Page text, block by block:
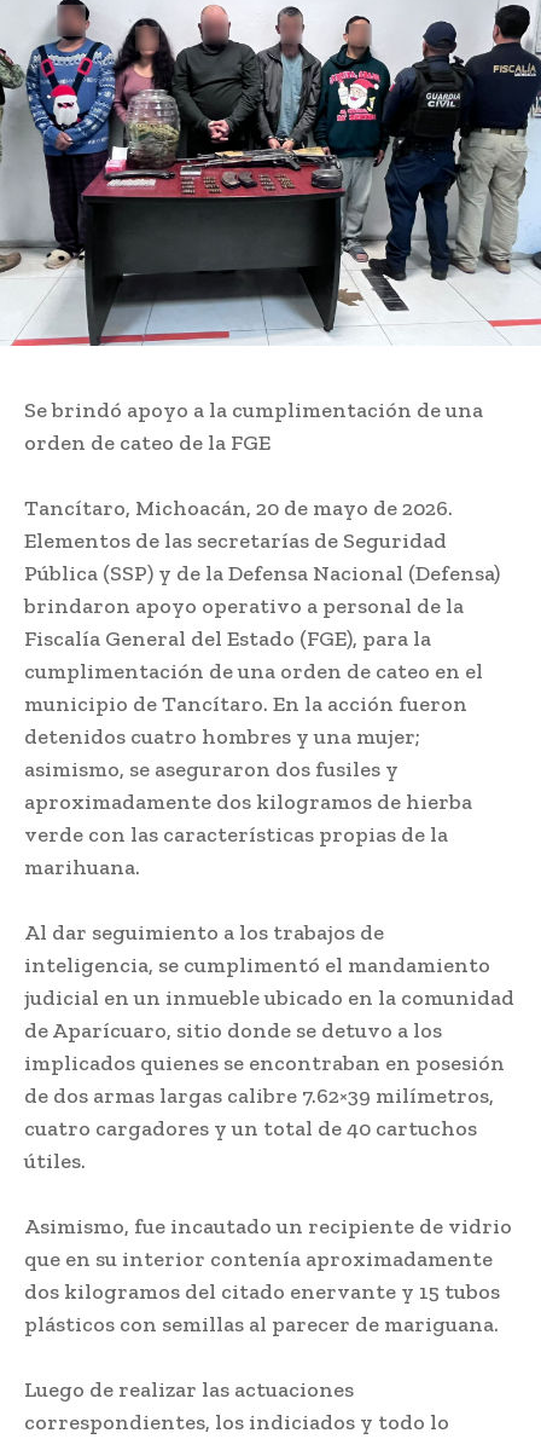
Se brindó apoyo a la cumplimentación de una
orden de cateo de la FGE
Tancítaro, Michoacán, 20 de mayo de 2026.
Elementos de las secretarías de Seguridad
Pública (SSP) y de la Defensa Nacional (Defensa)
brindaron apoyo operativo a personal de la
Fiscalía General del Estado (FGE), para la
cumplimentación de una orden de cateo en el
municipio de Tancítaro. En la acción fueron
detenidos cuatro hombres y una mujer;
asimismo, se aseguraron dos fusiles y
aproximadamente dos kilogramos de hierba
verde con las características propias de la
marihuana.
Al dar seguimiento a los trabajos de
inteligencia, se cumplimentó el mandamiento
judicial en un inmueble ubicado en la comunidad
de Aparícuaro, sitio donde se detuvo a los
implicados quienes se encontraban en posesión
de dos armas largas calibre 7.62×39 milímetros,
cuatro cargadores y un total de 40 cartuchos
útiles.
Asimismo, fue incautado un recipiente de vidrio
que en su interior contenía aproximadamente
dos kilogramos del citado enervante y 15 tubos
plásticos con semillas al parecer de mariguana.
Luego de realizar las actuaciones
correspondientes, los indiciados y todo lo